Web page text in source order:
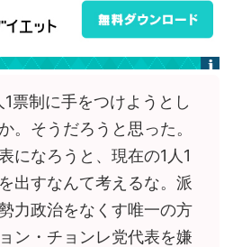
1票制に手をつけようとし
。そうだろうと思った。
になろうと、現在の1人1
出すなんて考えるな。派
力政治をなくす唯一の方
ン・チョンレ党代表を嫌